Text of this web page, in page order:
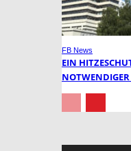
FB News
EIN